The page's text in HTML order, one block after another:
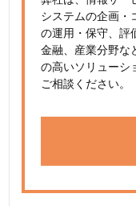
システムの企画・
の運用・保守、評
金融、産業分野な
の高いソリューシ
ご相談ください。